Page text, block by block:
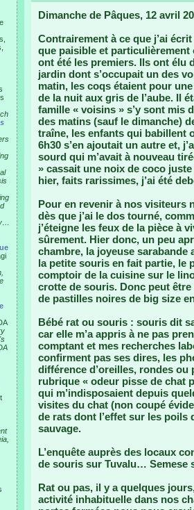
Dimanche de Pâques, 12 avril
Contrairement à ce que j’ai
que paisible et particulièrement
ont été les premiers. Ils ont élu
jardin dont s’occupait un des
matin, les coqs étaient pour
de la nuit aux gris de l’aube. Il
famille « voisins » s’y sont mis
des matins (sauf le dimanche)
traîne, les enfants qui babillent
6h30 s’en ajoutait un autre et,
sourd qui m’avait à nouveau
» cassait une noix de coco
hier, faits rarissimes, j’ai été
Pour en revenir à nos visiteurs
dès que j’ai le dos tourné,
j’éteigne les feux de la pièce à
sûrement. Hier donc, un peu
chambre, la joyeuse sarabande
la petite souris en fait partie, le
comptoir de la cuisine sur le
crotte de souris. Donc peut
de pastilles noires de big size
Bébé rat ou souris : souris dit
car elle m’a appris à ne pas
comptant et mes recherches
confirment pas ses dires, les
différence d’oreilles, rondes ou
rubrique « odeur pisse de chat
qui m’indisposaient depuis
visites du chat (non coupé
de rats dont l’effet sur les poils
sauvage.
L’enquête auprès des locaux
de souris sur Tuvalu… Semese
Rat ou pas, il y a quelques
activité inhabituelle dans nos